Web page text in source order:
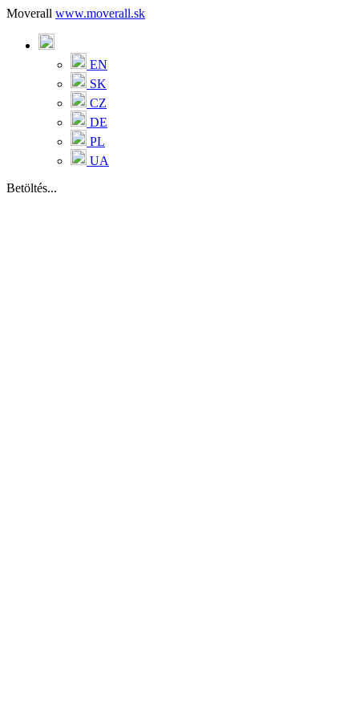
Moverall www.moverall.sk
EN
SK
CZ
DE
PL
UA
Betöltés...